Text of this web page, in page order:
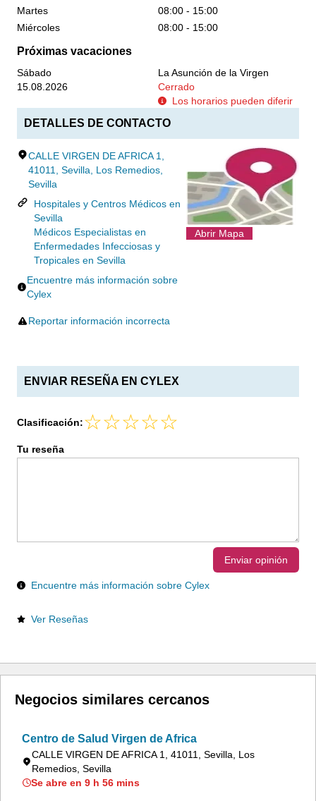
Martes
08:00 - 15:00
Miércoles
08:00 - 15:00
Próximas vacaciones
Sábado
La Asunción de la Virgen
15.08.2026
Cerrado
Los horarios pueden diferir
DETALLES DE CONTACTO
CALLE VIRGEN DE AFRICA 1,
41011, Sevilla, Los Remedios,
Sevilla
Hospitales y Centros Médicos en
Sevilla
Médicos Especialistas en
Enfermedades Infecciosas y
Tropicales en Sevilla
Encuentre más información sobre
Cylex
Reportar información incorrecta
Abrir Mapa
ENVIAR RESEÑA EN CYLEX
Clasificación:
Tu reseña
Enviar opinión
Encuentre más información sobre Cylex
Ver Reseñas
Negocios similares cercanos
Centro de Salud Virgen de Africa
CALLE VIRGEN DE AFRICA 1, 41011, Sevilla, Los
Remedios, Sevilla
Se abre en 9 h 56 mins